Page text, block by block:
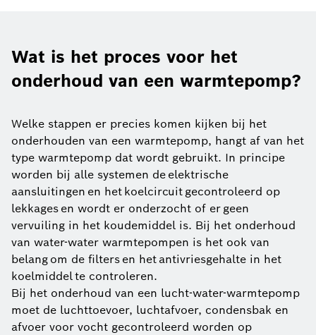
Wat is het proces voor het
onderhoud van een warmtepomp?
Welke stappen er precies komen kijken bij het
onderhouden van een warmtepomp, hangt af van het
type warmtepomp dat wordt gebruikt. In principe
worden bij alle systemen de elektrische
aansluitingen en het koelcircuit gecontroleerd op
lekkages en wordt er onderzocht of er geen
vervuiling in het koudemiddel is. Bij het onderhoud
van water-water warmtepompen is het ook van
belang om de filters en het antivriesgehalte in het
koelmiddel te controleren.
Bij het onderhoud van een lucht-water-warmtepomp
moet de luchttoevoer, luchtafvoer, condensbak en
afvoer voor vocht gecontroleerd worden op